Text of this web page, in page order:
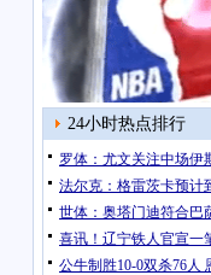
24小时热点排行
罗体：尤文关注中场伊
法尔克：格雷茨卡预计
世体：奥塔门迪符合巴
喜讯！辽宁铁人官宣一
公牛制胜10-0双杀76人